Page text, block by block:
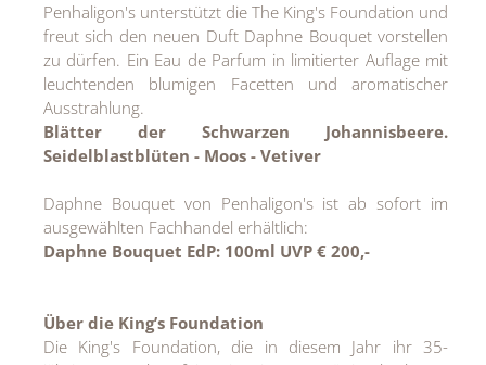
Penhaligon's unterstützt die The King's Foundation und
freut sich den neuen Duft Daphne Bouquet vorstellen
zu dürfen. Ein Eau de Parfum in limitierter Auflage mit
leuchtenden blumigen Facetten und aromatischer
Ausstrahlung.
Blätter der Schwarzen Johannisbeere.
Seidelblastblüten - Moos - Vetiver
Daphne Bouquet von Penhaligon's ist ab sofort im
ausgewählten Fachhandel erhältlich:
Daphne Bouquet EdP: 100ml UVP € 200,-
Über die King’s Foundation
Die King's Foundation, die in diesem Jahr ihr 35-